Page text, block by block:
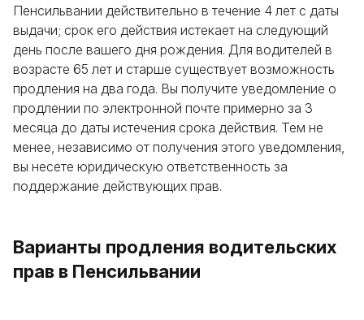
Пенсильвании действительно в течение 4 лет с даты
выдачи; срок его действия истекает на следующий
день после вашего дня рождения. Для водителей в
возрасте 65 лет и старше существует возможность
продления на два года. Вы получите уведомление о
продлении по электронной почте примерно за 3
месяца до даты истечения срока действия. Тем не
менее, независимо от получения этого уведомления,
вы несете юридическую ответственность за
поддержание действующих прав.
Варианты продления водительских
прав в Пенсильвании